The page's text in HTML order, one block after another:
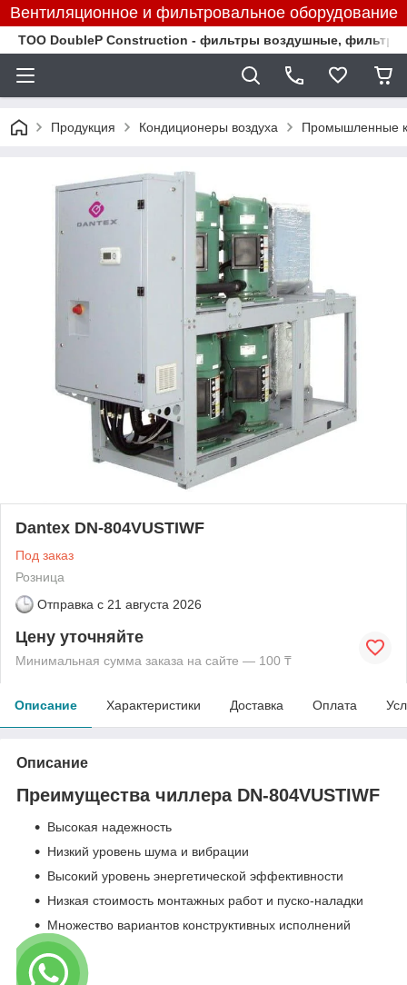
Вентиляционное и фильтровальное оборудование
TOO DoubleP Construction - фильтры воздушные,
Продукция Кондиционеры воздуха Промышленные
Dantex DN-804VUSTIWF
Под заказ
Розница
Отправка с 21 августа 2026
Цену уточняйте
Минимальная сумма заказа на сайте — 100 ₸
Описание Характеристики Доставка Оплата
Описание
Преимущества чиллера DN-804VUSTIWF
Высокая надежность
Низкий уровень шума и вибрации
Высокий уровень энергетической эффективности
Низкая стоимость монтажных работ и пуско-наладки
Множество вариантов конструктивных исполнений